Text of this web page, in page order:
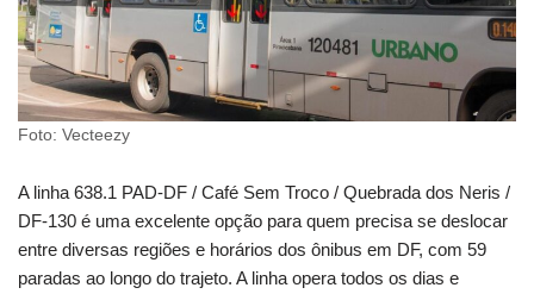
Foto: Vecteezy
A linha 638.1 PAD-DF / Café Sem Troco / Quebrada dos Neris /
DF-130 é uma excelente opção para quem precisa se deslocar
entre diversas regiões e horários dos ônibus em DF, com 59
paradas ao longo do trajeto. A linha opera todos os dias e